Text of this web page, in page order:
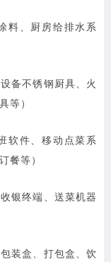
料、厨房给排水系
备不锈钢厨具、火
等）
软件、移动点菜系
餐等）
银终端、送菜机器
装盒、打包盒、饮